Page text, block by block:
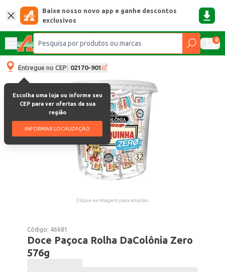
Baixe nosso novo app e ganhe descontos
exclusivos
0
Entregue no CEP: 02170-901
Escolha uma loja ou informe seu
CEP para ver ofertas da sua
região
INFORMAR LOCALIZAÇÃO
Clique na imagem para ampliar.
Código: 46681
Doce Paçoca Rolha DaColônia Zero
576g